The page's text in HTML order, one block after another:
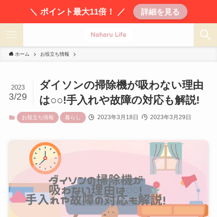
＼ ポイント最大11倍！ ／ 詳細を見る
ホーム お役立ち情報
ダイソンの掃除機が吸わない理由
は○○!手入れや故障の対応も解説!
2023
3/29
お役立ち情報 暮らし 2023年3月18日 2023年3月29日